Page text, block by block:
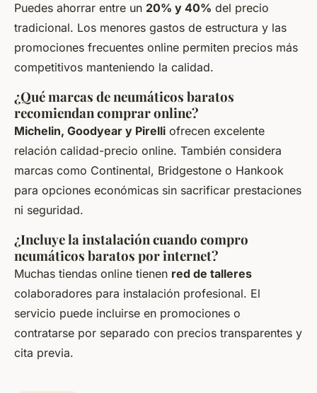
Puedes ahorrar entre un 20% y 40% del precio
tradicional. Los menores gastos de estructura y las
promociones frecuentes online permiten precios más
competitivos manteniendo la calidad.
¿Qué marcas de neumáticos baratos
recomiendan comprar online?
Michelin, Goodyear y Pirelli ofrecen excelente
relación calidad-precio online. También considera
marcas como Continental, Bridgestone o Hankook
para opciones económicas sin sacrificar prestaciones
ni seguridad.
¿Incluye la instalación cuando compro
neumáticos baratos por internet?
Muchas tiendas online tienen red de talleres
colaboradores para instalación profesional. El
servicio puede incluirse en promociones o
contratarse por separado con precios transparentes y
cita previa.